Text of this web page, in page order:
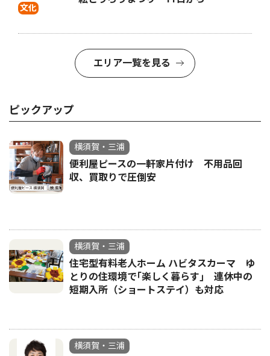
文化
エリア一覧を見る
ピックアップ
横須賀・三浦
便利屋ピースの一軒家片付け 不用品回
収、買取りで圧倒安
横須賀・三浦
住宅型有料老人ホーム ハビタスカーマ ゆ
とりの住環境で｢楽しく暮らす｣ 連休中の
短期入所（ショートステイ）も対応
横須賀・三浦